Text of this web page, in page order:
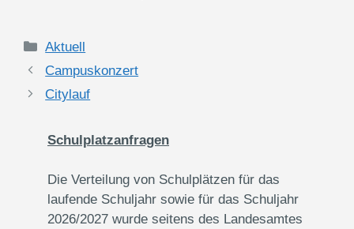
Kategorien
Aktuell
Campuskonzert
Citylauf
Schulplatzanfragen
Die Verteilung von Schulplätzen für das
laufende Schuljahr sowie für das Schuljahr
2026/2027 wurde seitens des Landesamtes